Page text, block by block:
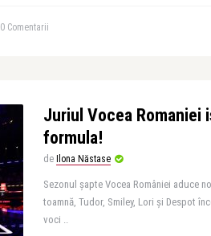
0 Comentarii
Juriul Vocea Romaniei
formula!
de Ilona Năstase
Sezonul șapte Vocea României aduce
toamnă, Tudor, Smiley, Lori și Despot
voci ..